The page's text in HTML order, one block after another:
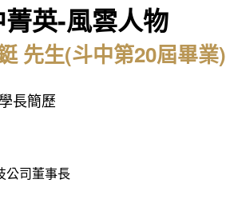
英-風雲人物
先生(斗中第20屆畢業)
長簡歷
公司董事長